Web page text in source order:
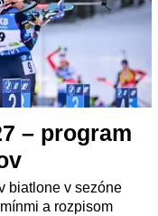
– program
biatlone v sezóne
a rozpisom